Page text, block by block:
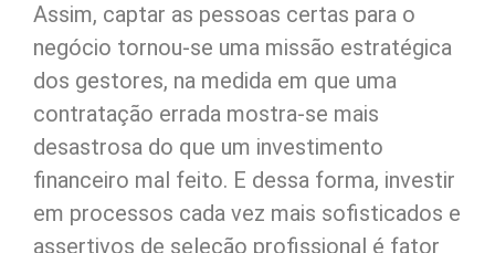
Assim, captar as pessoas certas para o
negócio tornou-se uma missão estratégica
dos gestores, na medida em que uma
contratação errada mostra-se mais
desastrosa do que um investimento
financeiro mal feito. E dessa forma, investir
em processos cada vez mais sofisticados e
assertivos de seleção profissional é fator